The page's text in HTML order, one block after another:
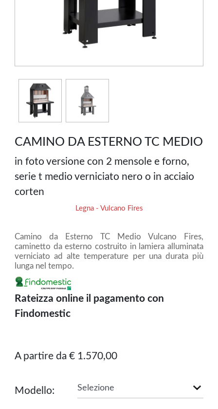
CAMINO DA ESTERNO TC MEDIO
in foto versione con 2 mensole e forno,
serie t medio verniciato nero o in acciaio
corten
Legna - Vulcano Fires
Camino da Esterno TC Medio Vulcano Fires,
caminetto da esterno costruito in lamiera alluminata
verniciato ad alte temperature per una durata più
lunga nel tempo.
Rateizza online il pagamento con
Findomestic
A partire da € 1.570,00
Modello: